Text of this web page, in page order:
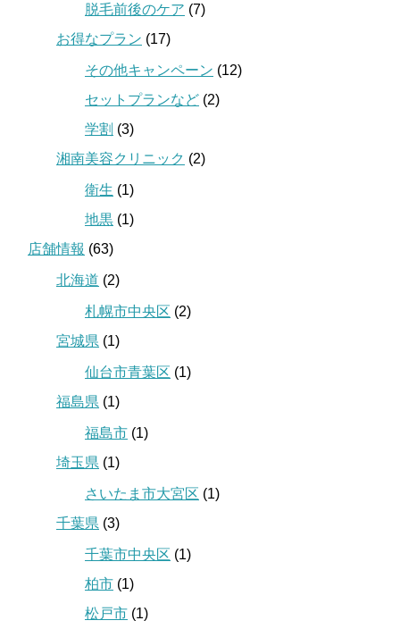
脱毛前後のケア (7)
お得なプラン (17)
その他キャンペーン (12)
セットプランなど (2)
学割 (3)
湘南美容クリニック (2)
衛生 (1)
地黒 (1)
店舗情報 (63)
北海道 (2)
札幌市中央区 (2)
宮城県 (1)
仙台市青葉区 (1)
福島県 (1)
福島市 (1)
埼玉県 (1)
さいたま市大宮区 (1)
千葉県 (3)
千葉市中央区 (1)
柏市 (1)
松戸市 (1)